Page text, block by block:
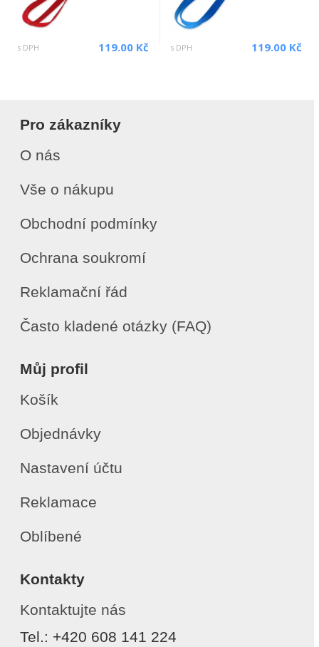
s DPH 119.00 Kč s DPH 119.00 Kč
Pro zákazníky
O nás
Vše o nákupu
Obchodní podmínky
Ochrana soukromí
Reklamační řád
Často kladené otázky (FAQ)
Můj profil
Košík
Objednávky
Nastavení účtu
Reklamace
Oblíbené
Kontakty
Kontaktujte nás
Tel.: +420 608 141 224